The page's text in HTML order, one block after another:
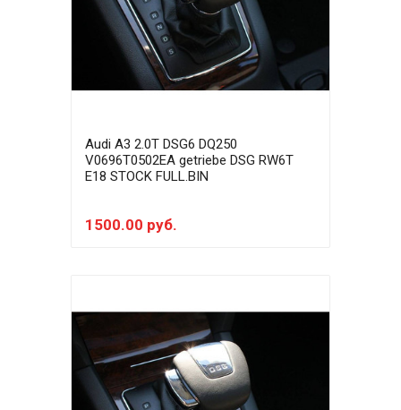
Audi A3 2.0T DSG6 DQ250
V0696T0502EA getriebe DSG RW6T
E18 STOCK FULL.BIN
1500.00 руб.